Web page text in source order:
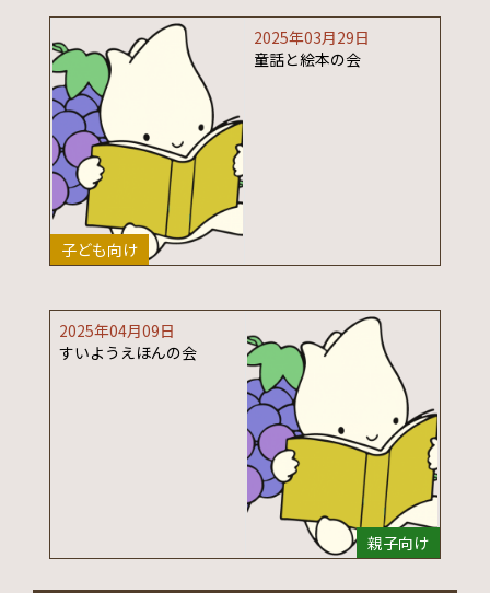
子ども向け
2025年03月29日
童話と絵本の会
親子向け
2025年04月09日
すいようえほんの会